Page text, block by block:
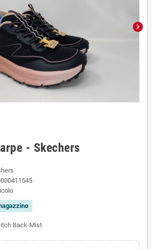
chevron_right
- Skechers
Back-Mist